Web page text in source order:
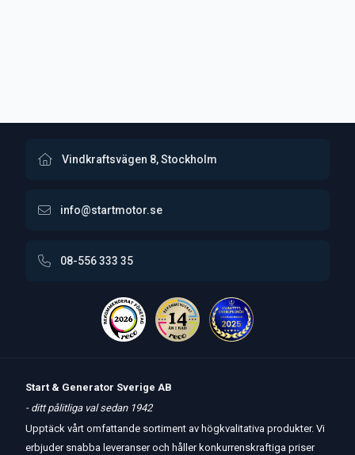
Vindkraftsvägen 8, Stockholm
info@startmotor.se
08-556 333 35
Start & Generator Sverige AB
- ditt pålitliga val sedan 1942
Upptäck vårt omfattande sortiment av högkvalitativa produkter. Vi
erbjuder snabba leveranser och håller konkurrenskraftiga priser